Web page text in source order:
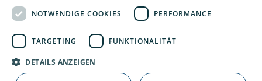
NOTWENDIGE COOKIES
PERFORMANCE
TARGETING FUNKTIONALITÄT
DETAILS ANZEIGEN